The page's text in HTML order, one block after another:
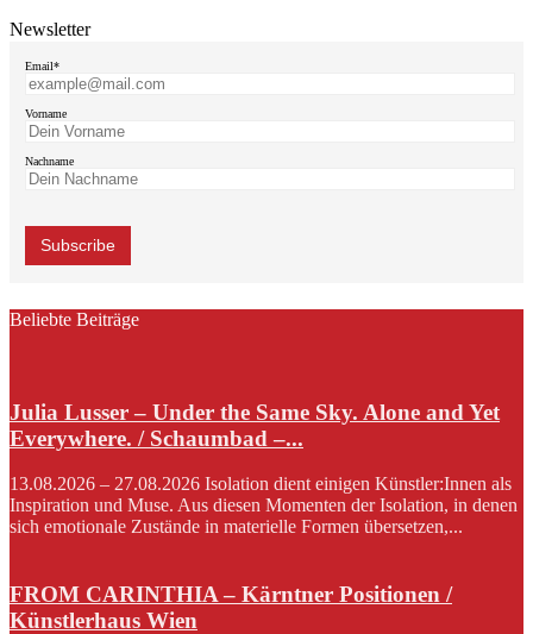
Newsletter
Email*
Vorname
Nachname
Beliebte Beiträge
Julia Lusser – Under the Same Sky. Alone and Yet
Everywhere. / Schaumbad –...
13.08.2026 – 27.08.2026 Isolation dient einigen Künstler:Innen als
Inspiration und Muse. Aus diesen Momenten der Isolation, in denen
sich emotionale Zustände in materielle Formen übersetzen,...
FROM CARINTHIA – Kärntner Positionen /
Künstlerhaus Wien